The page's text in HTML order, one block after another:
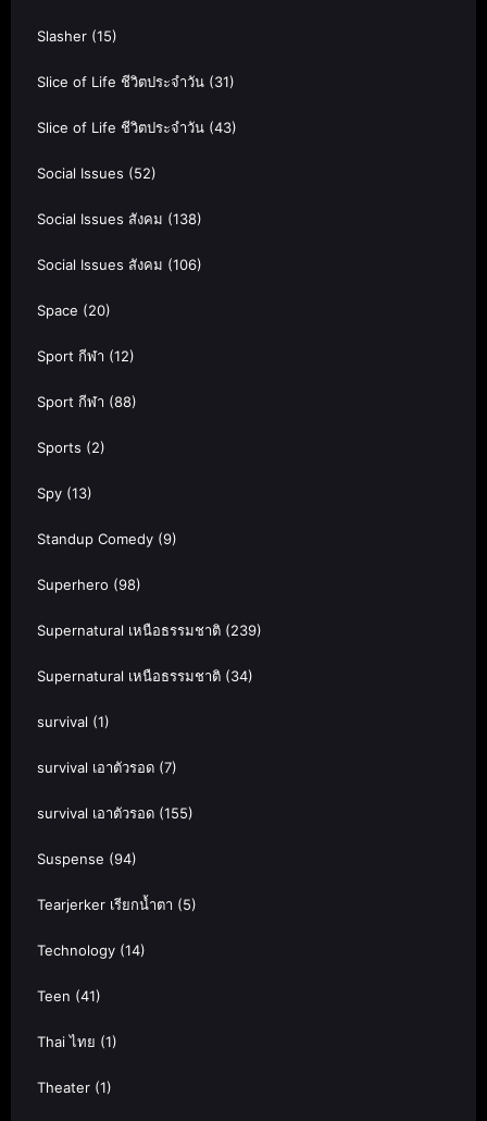
Slasher (15)
Slice of Life ชีวิตประจำวัน (31)
Slice of Life ชีวิตประจำวัน (43)
Social Issues (52)
Social Issues สังคม (138)
Social Issues สังคม (106)
Space (20)
Sport กีฬา (12)
Sport กีฬา (88)
Sports (2)
Spy (13)
Standup Comedy (9)
Superhero (98)
Supernatural เหนือธรรมชาติ (239)
Supernatural เหนือธรรมชาติ (34)
survival (1)
survival เอาตัวรอด (7)
survival เอาตัวรอด (155)
Suspense (94)
Tearjerker เรียกน้ำตา (5)
Technology (14)
Teen (41)
Thai ไทย (1)
Theater (1)